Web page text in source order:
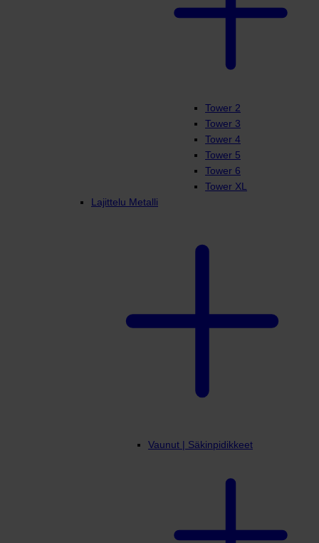
Tower 2
Tower 3
Tower 4
Tower 5
Tower 6
Tower XL
Lajittelu Metalli
Vaunut | Säkinpidikkeet